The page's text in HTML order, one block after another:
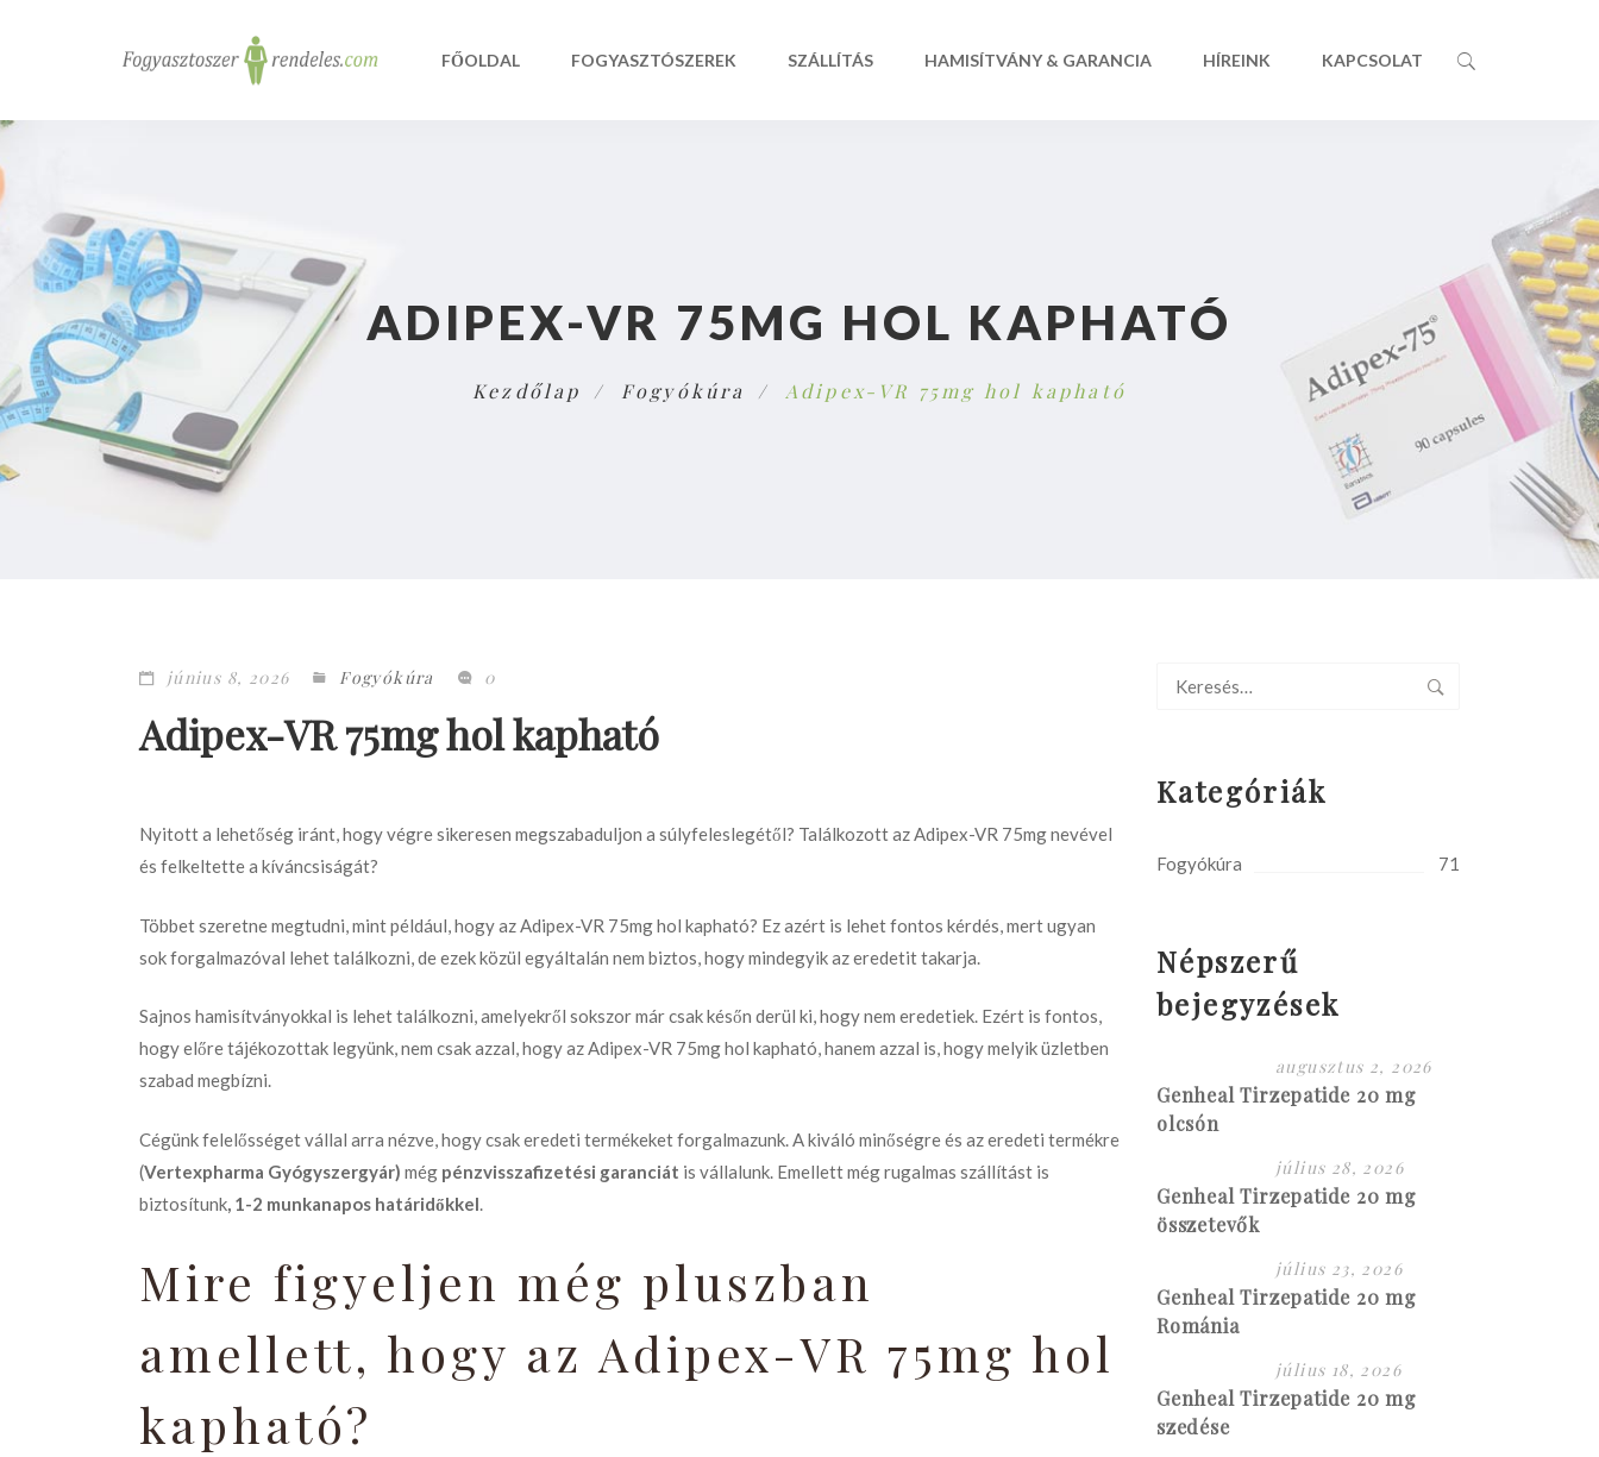
FŐOLDAL FOGYASZTÓSZEREK SZÁLLÍTÁS HAMISÍTVÁNY & GARANCIA HÍREINK KAPCSOLAT
ADIPEX-VR 75MG HOL KAPHATÓ
Kezdőlap Fogyókúra Adipex-VR 75mg hol kapható
június 8, 2026 Fogyókúra 0
Adipex-VR 75mg hol kapható
Nyitott a lehetőség iránt, hogy végre sikeresen megszabaduljon a súlyfeleslegétől? Találkozott az Adipex-VR 75mg nevével
és felkeltette a kíváncsiságát?
Többet szeretne megtudni, mint például, hogy az Adipex-VR 75mg hol kapható? Ez azért is lehet fontos kérdés, mert ugyan
sok forgalmazóval lehet találkozni, de ezek közül egyáltalán nem biztos, hogy mindegyik az eredetit takarja.
Sajnos hamisítványokkal is lehet találkozni, amelyekről sokszor már csak későn derül ki, hogy nem eredetiek. Ezért is fontos,
hogy előre tájékozottak legyünk, nem csak azzal, hogy az Adipex-VR 75mg hol kapható, hanem azzal is, hogy melyik üzletben
szabad megbízni.
Cégünk felelősséget vállal arra nézve, hogy csak eredeti termékeket forgalmazunk. A kiváló minőségre és az eredeti termékre
(Vertexpharma Gyógyszergyár) még pénzvisszafizetési garanciát is vállalunk. Emellett még rugalmas szállítást is
biztosítunk , 1-2 munkanapos határidőkkel
Mire figyeljen még pluszban
amellett, hogy az Adipex-VR 75mg hol
kapható?
Kategóriák
Fogyókúra 71
Népszerű
bejegyzések
augusztus 2, 2026
Genheal Tirzepatide 20 mg
olcsón
július 28, 2026
Genheal Tirzepatide 20 mg
összetevők
július 23, 2026
Genheal Tirzepatide 20 mg
Románia
július 18, 2026
Genheal Tirzepatide 20 mg
szedése